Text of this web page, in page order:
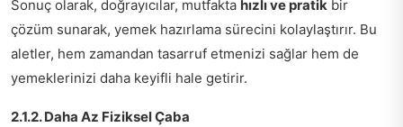
Sonuç olarak, doğrayıcılar, mutfakta hızlı ve pratik bir
çözüm sunarak, yemek hazırlama sürecini kolaylaştırır. Bu
aletler, hem zamandan tasarruf etmenizi sağlar hem de
yemeklerinizi daha keyifli hale getirir.
2.1.2. Daha Az Fiziksel Çaba